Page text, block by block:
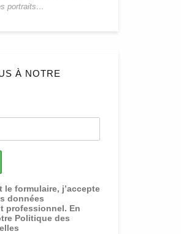
portraits…
À NOTRE
le formulaire, j’accepte
données
professionnel. En
Politique des